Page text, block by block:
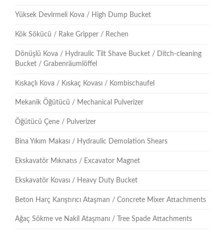
Yüksek Devirmeli Kova / High Dump Bucket
Kök Sökücü / Rake Gripper / Rechen
Dönüşlü Kova / Hydraulic Tilt Shave Bucket / Ditch-cleaning
Bucket / Grabenräumlöffel
Kıskaçlı Kova / Kıskaç Kovası / Kombischaufel
Mekanik Öğütücü / Mechanical Pulverizer
Öğütücü Çene / Pulverizer
Bina Yıkım Makası / Hydraulic Demolation Shears
Ekskavatör Mıknatıs / Excavator Magnet
Ekskavatör Kovası / Heavy Duty Bucket
Beton Harç Karıştırıcı Ataşman / Concrete Mixer Attachments
Ağaç Sökme ve Nakil Ataşmanı / Tree Spade Attachments